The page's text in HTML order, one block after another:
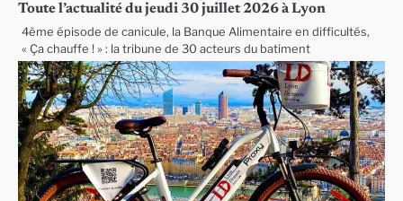
Toute l’actualité du jeudi 30 juillet 2026 à Lyon
4ème épisode de canicule, la Banque Alimentaire en difficultés,
« Ça chauffe ! » : la tribune de 30 acteurs du batiment